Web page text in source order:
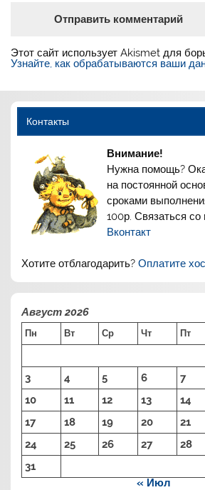
Этот сайт использует Akismet для
Узнайте, как обрабатываются ваши
Контакты
Внимание!
Нужна помощь?
на постоянной
сроками
100р. Связаться
Вконтакт
Хотите отблагодарить?Оплатите
Август 2026
Пн Вт Ср Чт Пт
3
4 5 6 7
10
11 12 13 14
17
18 19 20 21
24
25 26 27 28
31
« Июл